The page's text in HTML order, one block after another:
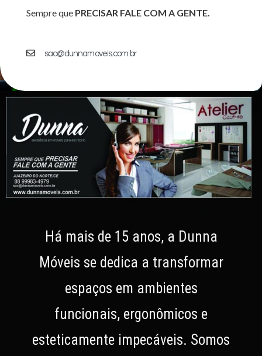
Sempre quePRECISAR FALE COM A GENTE.
sac@dunnamoveis.com.br
Há mais de 15 anos, a Dunna
Móveis se dedica a transformar
espaços em ambientes
funcionais, ergonômicos e
esteticamente impecáveis. Somos